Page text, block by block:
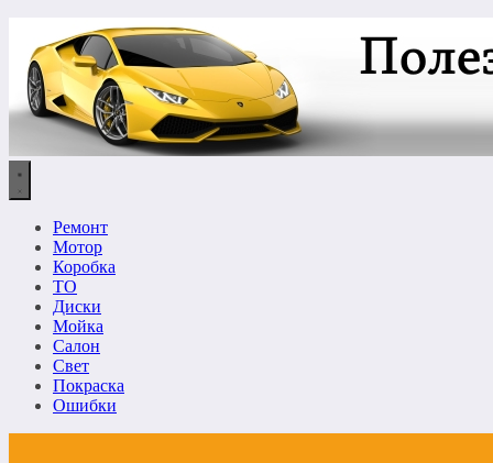
Ремонт
Мотор
Коробка
ТО
Диски
Мойка
Салон
Свет
Покраска
Ошибки